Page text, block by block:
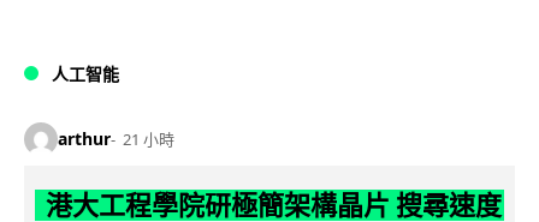
人工智能
arthur 21 小時
港大工程學院研極簡架構晶片 搜尋速度